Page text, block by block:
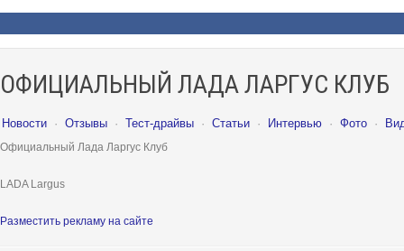
ОФИЦИАЛЬНЫЙ ЛАДА ЛАРГУС КЛУБ
Новости · Отзывы · Тест-драйвы · Статьи · Интервью · Фото ·
Официальный Лада Ларгус Клуб
LADA Largus
Разместить рекламу на сайте